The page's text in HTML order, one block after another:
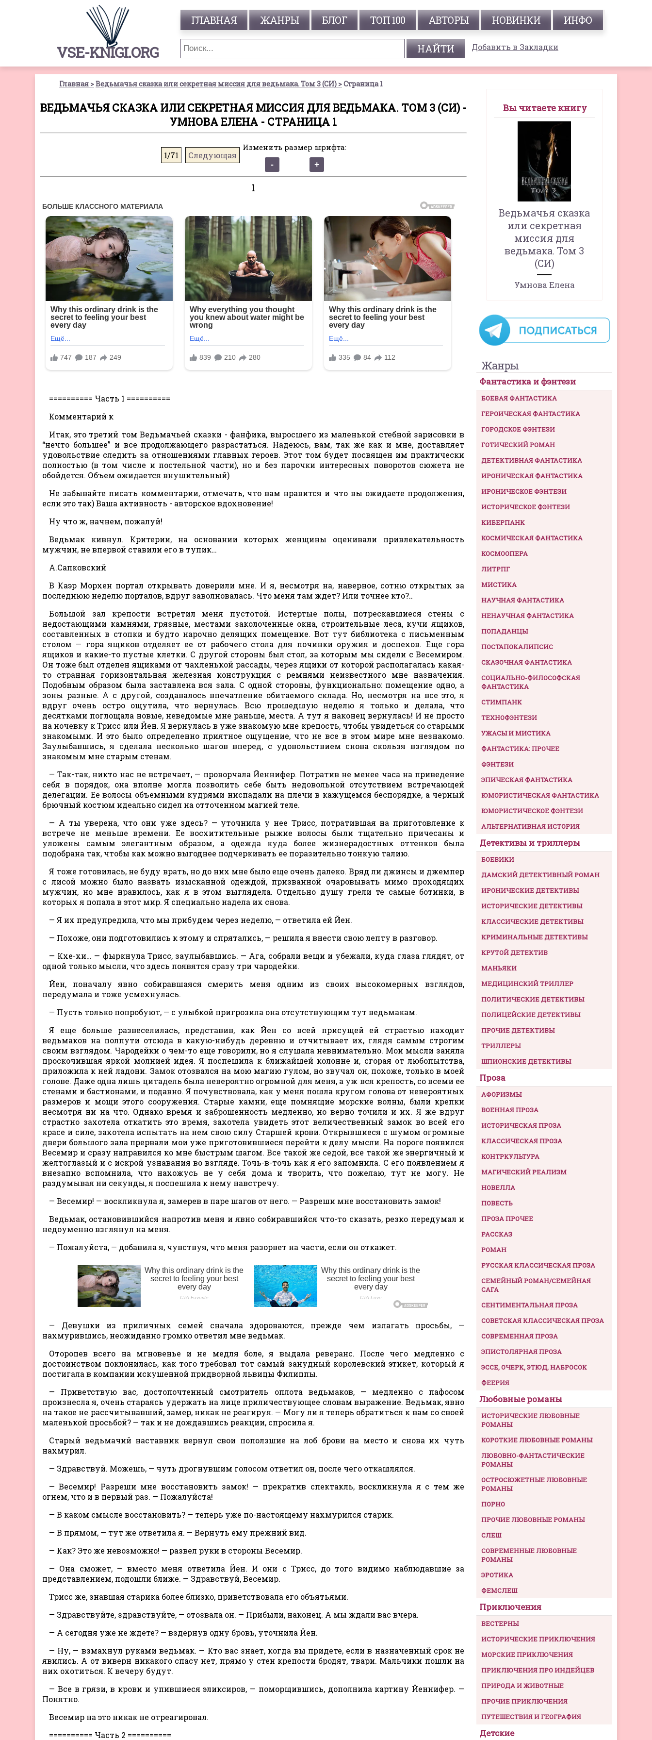
VSE-KNIGI.ORG
ГЛАВНАЯ ЖАНРЫ БЛОГ ТОП 100 АВТОРЫ НОВИНКИ ИНФО
Добавить в Закладки
Главная Ведьмачья сказка или секретная миссия для ведьмака. Том 3 (СИ) Страница 1
ВЕДЬМАЧЬЯ СКАЗКА ИЛИ СЕКРЕТНАЯ МИССИЯ ДЛЯ ВЕДЬМАКА. ТОМ 3 (СИ) -
УМНОВА ЕЛЕНА - СТРАНИЦА 1
1/71 Следующая
Изменить размер шрифта:
1
========== Часть 1 ==========
Комментарий к
Итак, это третий том Ведьмачьей сказки - фанфика, выросшего из маленькой стебной зарисовки в
“нечто большее” и все продолжающего разрастаться. Надеюсь, вам, так же как и мне, доставляет
удовольствие следить за отношениями главных героев. Этот том будет посвящен им практически
полностью (в том числе и постельной части), но и без парочки интересных поворотов сюжета не
обойдется. Объем ожидается внушительный)
Не забывайте писать комментарии, отмечать, что вам нравится и что вы ожидаете продолжения,
если это так) Ваша активность - авторское вдохновение!
Ну что ж, начнем, пожалуй!
Ведьмак кивнул. Критерии, на основании которых женщины оценивали привлекательность
мужчин, не впервой ставили его в тупик…
А.Сапковский
В Каэр Морхен портал открывать доверили мне. И я, несмотря на, наверное, сотню открытых за
последнюю неделю порталов, вдруг заволновалась. Что меня там ждет? Или точнее кто?..
Большой зал крепости встретил меня пустотой. Истертые полы, потрескавшиеся стены с
недостающими камнями, грязные, местами заколоченные окна, строительные леса, кучи ящиков,
составленных в стопки и будто нарочно делящих помещение. Вот тут библиотека с письменным
столом — гора ящиков отделяет ее от рабочего стола для починки оружия и доспехов. Еще гора
ящиков и какие-то пустые клетки. С другой стороны был стол, за которым мы сидели с Весемиром.
Он тоже был отделен ящиками от чахленькой рассады, через ящики от которой располагалась какая-
то странная горизонтальная железная конструкция с ремнями неизвестного мне назначения.
Подобным образом была заставлена вся зала. С одной стороны, функционально: помещение одно, а
зоны разные. А с другой, создавалось впечатление обитаемого склада. Но, несмотря на все это, я
вдруг очень остро ощутила, что вернулась. Всю прошедшую неделю я только и делала, что
десятками поглощала новые, неведомые мне раньше, места. А тут я наконец вернулась! И не просто
на ночевку к Трисс или Йен. Я вернулась в уже знакомую мне крепость, чтобы увидеться со старыми
знакомыми. И это было определенно приятное ощущение, что не все в этом мире мне незнакомо.
Заулыбавшись, я сделала несколько шагов вперед, с удовольствием снова скользя взглядом по
знакомым мне старым стенам.
— Так-так, никто нас не встречает, — проворчала Йеннифер. Потратив не менее часа на приведение
себя в порядок, она вполне могла позволить себе быть недовольной отсутствием встречающей
делегации. Ее волосы объемными кудрями ниспадали на плечи в кажущемся беспорядке, а черный
брючный костюм идеально сидел на отточенном магией теле.
— А ты уверена, что они уже здесь? — уточнила у нее Трисс, потратившая на приготовление к
встрече не меньше времени. Ее восхитительные рыжие волосы были тщательно причесаны и
уложены самым элегантным образом, а одежда куда более жизнерадостных оттенков была
подобрана так, чтобы как можно выгоднее подчеркивать ее поразительно тонкую талию.
Я тоже готовилась, не буду врать, но до них мне было еще очень далеко. Вряд ли джинсы и джемпер
с лисой можно было назвать изысканной одеждой, призванной очаровывать мимо проходящих
мужчин, но мне нравилось, как я в этом выглядела. Отдельно душу грели те самые ботинки, в
которых я попала в этот мир. Я специально надела их снова.
— Я их предупредила, что мы прибудем через неделю, — ответила ей Йен.
— Похоже, они подготовились к этому и спрятались, — решила я внести свою лепту в разговор.
— Кхе-хи… — фыркнула Трисс, заулыбавшись. — Ага, собрали вещи и убежали, куда глаза глядят, от
одной только мысли, что здесь появятся сразу три чародейки.
Йен, поначалу явно собиравшаяся смерить меня одним из своих высокомерных взглядов,
передумала и тоже усмехнулась.
— Пусть только попробуют, — с улыбкой пригрозила она отсутствующим тут ведьмакам.
Я еще больше развеселилась, представив, как Йен со всей присущей ей страстью находит
ведьмаков на полпути отсюда в какую-нибудь деревню и отчитывает их, глядя самым строгим
своим взглядом. Чародейки о чем-то еще говорили, но я слушала невнимательно. Мои мысли заняла
проскочившая яркой молнией идея. Я поспешила к ближайшей колонне и, сгорая от любопытства,
приложила к ней ладони. Замок отозвался на мою магию гулом, но звучал он, похоже, только в моей
голове. Даже одна лишь цитадель была невероятно огромной для меня, а уж вся крепость, со всеми ее
стенами и бастионами, и подавно. Я почувствовала, как у меня пошла кругом голова от невероятных
размеров и мощи этого сооружения. Старые камни, еще помнящие морские волны, были крепки
несмотря ни на что. Однако время и заброшенность медленно, но верно точили и их. Я же вдруг
страстно захотела откатить это время, захотела увидеть этот величественный замок во всей его
красе и силе, захотела испытать на нем свою силу Старшей крови. Открывшиеся с шумом огромные
двери большого зала прервали мои уже приготовившиеся перейти к делу мысли. На пороге появился
Весемир и сразу направился ко мне быстрым шагом. Все такой же седой, все такой же энергичный и
желтоглазый и с искрой узнавания во взгляде. Точь-в-точь как я его запомнила. С его появлением я
внезапно вспомнила, что нахожусь не у себя дома и творить, что пожелаю, тут не могу. Не
раздумывая ни секунды, я поспешила к нему навстречу.
— Весемир! — воскликнула я, замерев в паре шагов от него. — Разреши мне восстановить замок!
Ведьмак, остановившийся напротив меня и явно собиравшийся что-то сказать, резко передумал и
недоуменно взглянул на меня.
— Пожалуйста, — добавила я, чувствуя, что меня разорвет на части, если он откажет.
— Девушки из приличных семей сначала здороваются, прежде чем излагать просьбы, —
нахмурившись, неожиданно громко ответил мне ведьмак.
Оторопев всего на мгновенье и не медля боле, я выдала реверанс. После чего медленно с
достоинством поклонилась, как того требовал тот самый занудный королевский этикет, который я
постигала в компании искушенной придворной львицы Филиппы.
— Приветствую вас, достопочтенный смотритель оплота ведьмаков, — медленно с пафосом
произнесла я, очень стараясь удержать на лице приличествующее словам выражение. Ведьмак, явно
на такое не рассчитывавший, замер, никак не реагируя. — Могу ли я теперь обратиться к вам со своей
маленькой просьбой? — так и не дождавшись реакции, спросила я.
Старый ведьмачий наставник вернул свои поползшие на лоб брови на место и снова их чуть
нахмурил.
— Здравствуй. Можешь, — чуть дрогнувшим голосом ответил он, после чего откашлялся.
— Весемир! Разреши мне восстановить замок! — прекратив спектакль, воскликнула я с тем же
огнем, что и в первый раз. — Пожалуйста!
— В каком смысле восстановить? — теперь уже по-настоящему нахмурился старик.
— В прямом, — тут же ответила я. — Вернуть ему прежний вид.
— Как? Это же невозможно! — развел руки в стороны Весемир.
— Она сможет, — вместо меня ответила Йен. И они с Трисс, до того видимо наблюдавшие за
представлением, подошли ближе. — Здравствуй, Весемир.
Трисс же, знавшая старика более близко, приветствовала его объятьями.
— Здравствуйте, здравствуйте, — отозвала он. — Прибыли, наконец. А мы ждали вас вчера.
— А сегодня уже не ждете? — вздернув одну бровь, уточнила Йен.
— Ну, — взмахнул руками ведьмак. — Кто вас знает, когда вы придете, если в назначенный срок не
явились. А от виверн никакого спасу нет, прямо у стен крепости бродят, твари. Мальчики пошли на
них охотиться. К вечеру будут.
— Все в грязи, в крови и упившиеся эликсиров, — поморщившись, дополнила картину Йеннифер. —
Понятно.
Весемир на это никак не отреагировал.
========== Часть 2 ==========
Вы читаете книгу
Ведьмачья сказка
или секретная
миссия для
ведьмака. Том 3
(СИ)
Умнова Елена
Жанры
Фантастика и фэнтези
БОЕВАЯ ФАНТАСТИКА
ГЕРОИЧЕСКАЯ ФАНТАСТИКА
ГОРОДСКОЕ ФЭНТЕЗИ
ГОТИЧЕСКИЙ РОМАН
ДЕТЕКТИВНАЯ ФАНТАСТИКА
ИРОНИЧЕСКАЯ ФАНТАСТИКА
ИРОНИЧЕСКОЕ ФЭНТЕЗИ
ИСТОРИЧЕСКОЕ ФЭНТЕЗИ
КИБЕРПАНК
КОСМИЧЕСКАЯ ФАНТАСТИКА
КОСМООПЕРА
ЛИТРПГ
МИСТИКА
НАУЧНАЯ ФАНТАСТИКА
НЕНАУЧНАЯ ФАНТАСТИКА
ПОПАДАНЦЫ
ПОСТАПОКАЛИПСИС
СКАЗОЧНАЯ ФАНТАСТИКА
СОЦИАЛЬНО-ФИЛОСОФСКАЯ
ФАНТАСТИКА
СТИМПАНК
ТЕХНОФЭНТЕЗИ
УЖАСЫ И МИСТИКА
ФАНТАСТИКА: ПРОЧЕЕ
ФЭНТЕЗИ
ЭПИЧЕСКАЯ ФАНТАСТИКА
ЮМОРИСТИЧЕСКАЯ ФАНТАСТИКА
ЮМОРИСТИЧЕСКОЕ ФЭНТЕЗИ
АЛЬТЕРНАТИВНАЯ ИСТОРИЯ
Детективы и триллеры
БОЕВИКИ
ДАМСКИЙ ДЕТЕКТИВНЫЙ РОМАН
ИРОНИЧЕСКИЕ ДЕТЕКТИВЫ
ИСТОРИЧЕСКИЕ ДЕТЕКТИВЫ
КЛАССИЧЕСКИЕ ДЕТЕКТИВЫ
КРИМИНАЛЬНЫЕ ДЕТЕКТИВЫ
КРУТОЙ ДЕТЕКТИВ
МАНЬЯКИ
МЕДИЦИНСКИЙ ТРИЛЛЕР
ПОЛИТИЧЕСКИЕ ДЕТЕКТИВЫ
ПОЛИЦЕЙСКИЕ ДЕТЕКТИВЫ
ПРОЧИЕ ДЕТЕКТИВЫ
ТРИЛЛЕРЫ
ШПИОНСКИЕ ДЕТЕКТИВЫ
Проза
АФОРИЗМЫ
ВОЕННАЯ ПРОЗА
ИСТОРИЧЕСКАЯ ПРОЗА
КЛАССИЧЕСКАЯ ПРОЗА
КОНТРКУЛЬТУРА
МАГИЧЕСКИЙ РЕАЛИЗМ
НОВЕЛЛА
ПОВЕСТЬ
ПРОЗА ПРОЧЕЕ
РАССКАЗ
РОМАН
РУССКАЯ КЛАССИЧЕСКАЯ ПРОЗА
СЕМЕЙНЫЙ РОМАН/СЕМЕЙНАЯ
САГА
СЕНТИМЕНТАЛЬНАЯ ПРОЗА
СОВЕТСКАЯ КЛАССИЧЕСКАЯ ПРОЗА
СОВРЕМЕННАЯ ПРОЗА
ЭПИСТОЛЯРНАЯ ПРОЗА
ЭССЕ, ОЧЕРК, ЭТЮД, НАБРОСОК
ФЕЕРИЯ
Любовные романы
ИСТОРИЧЕСКИЕ ЛЮБОВНЫЕ
РОМАНЫ
КОРОТКИЕ ЛЮБОВНЫЕ РОМАНЫ
ЛЮБОВНО-ФАНТАСТИЧЕСКИЕ
РОМАНЫ
ОСТРОСЮЖЕТНЫЕ ЛЮБОВНЫЕ
РОМАНЫ
ПОРНО
ПРОЧИЕ ЛЮБОВНЫЕ РОМАНЫ
СЛЕШ
СОВРЕМЕННЫЕ ЛЮБОВНЫЕ
РОМАНЫ
ЭРОТИКА
ФЕМСЛЕШ
Приключения
ВЕСТЕРНЫ
ИСТОРИЧЕСКИЕ ПРИКЛЮЧЕНИЯ
МОРСКИЕ ПРИКЛЮЧЕНИЯ
ПРИКЛЮЧЕНИЯ ПРО ИНДЕЙЦЕВ
ПРИРОДА И ЖИВОТНЫЕ
ПРОЧИЕ ПРИКЛЮЧЕНИЯ
ПУТЕШЕСТВИЯ И ГЕОГРАФИЯ
Детские